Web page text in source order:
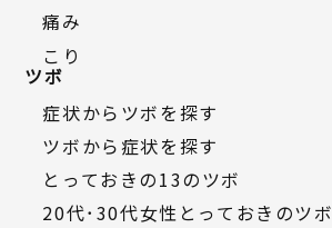
痛み
こり
ツボ
症状からツボを探す
ツボから症状を探す
とっておきの13のツボ
20代・30代女性とっておきのツボ